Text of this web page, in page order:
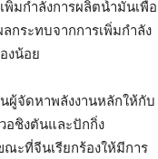
มกำลังการผลิตน้ำมันเพื่อ
กระทบจากการเพิ่มกำลัง
งน้อย
ผู้จัดหาพลังงานหลักให้กับ
อชิงตันและปักกิ่ง
ะที่จีนเรียกร้องให้มีการ